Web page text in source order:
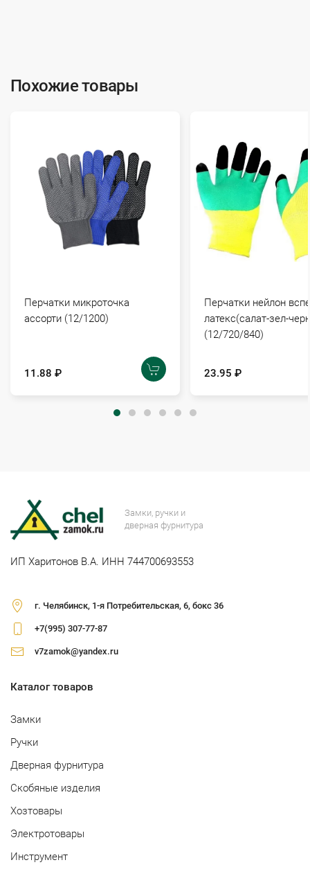
Похожие товары
Перчатки микроточка
ассорти (12/1200)
11.88 ₽
Перчатки нейлон
латекс(салат-зел-
(12/720/840)
23.95 ₽
Замки, ручки и
дверная фурнитура
ИП Харитонов В.А. ИНН 744700693553
г. Челябинск, 1-я Потребительская, 6, бокс 36
+7(995) 307-77-87
v7zamok@yandex.ru
Каталог товаров
Замки
Ручки
Дверная фурнитура
Скобяные изделия
Хозтовары
Электротовары
Инструмент